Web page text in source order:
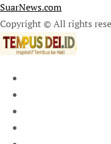
SuarNews.com
Copyright © All rights